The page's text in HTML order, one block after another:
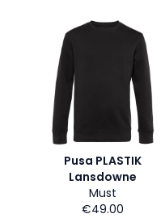
Pusa PLASTIK
Lansdowne
Must
€49.00